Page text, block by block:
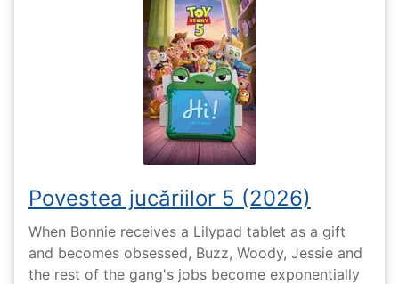
Povestea jucăriilor 5 (2026)
When Bonnie receives a Lilypad tablet as a gift
and becomes obsessed, Buzz, Woody, Jessie and
the rest of the gang's jobs become exponentially